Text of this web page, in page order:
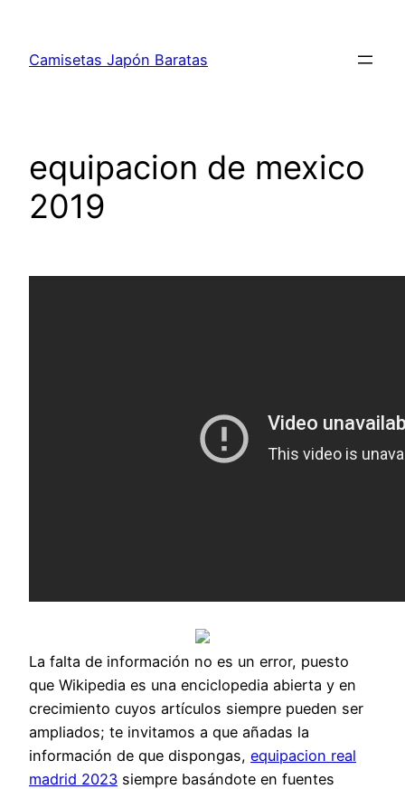
contenido
Camisetas Japón Baratas
equipacion de mexico
2019
La falta de información no es un error, puesto
que Wikipedia es una enciclopedia abierta y en
crecimiento cuyos artículos siempre pueden ser
ampliados; te invitamos a que añadas la
información de que dispongas, equipacion real
madrid 2023 siempre basándote en fuentes